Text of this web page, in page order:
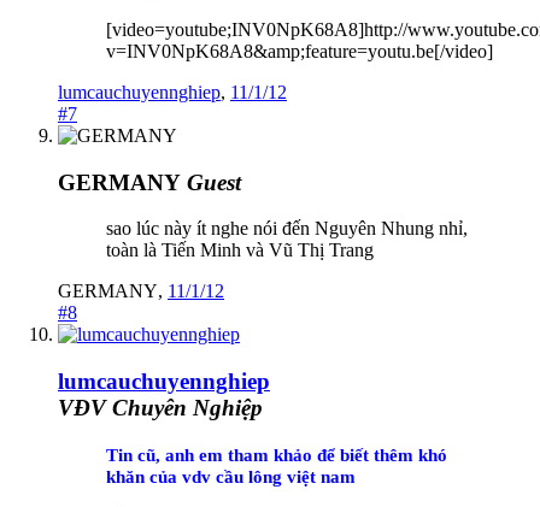
[video=youtube;INV0NpK68A8]http://
v=INV0NpK68A8&amp;feature=youtu.be[/video]
lumcauchuyennghiep, 11/1/12
#7
GERMANY Guest
sao lúc này ít nghe nói đến Nguyên Nhung nhỉ,
toàn là Tiến Minh và Vũ Thị Trang
GERMANY, 11/1/12
#8
lumcauchuyennghiep
VĐV Chuyên Nghiệp
Tin cũ, anh em tham khảo để biết thêm khó
khăn của vdv cầu lông việt nam